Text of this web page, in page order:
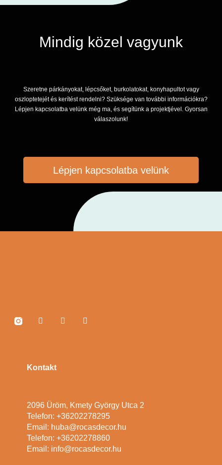
Mindig közel vagyunk
Szeretne párkányokat, lépcsőket, burkolatokat, konyhapultot vagy
oszloptetejét és kerítést rendelni? Szüksége van további információkra?
Lépjen kapcsolatba velünk még ma, és segítünk a projektjével. Gyorsan
válaszolunk!
Lépjen kapcsolatba velünk
Kontakt
2096 Üröm, Kmety György Utca 2
Telefon: +36202278295
Email: huba@rocasdecor.hu
Telefon: +36202278860
Email: info@rocasdecor.hu